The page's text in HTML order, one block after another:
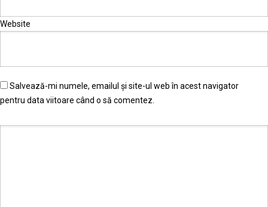
Website
Salvează-mi numele, emailul și site-ul web în acest navigator
pentru data viitoare când o să comentez.